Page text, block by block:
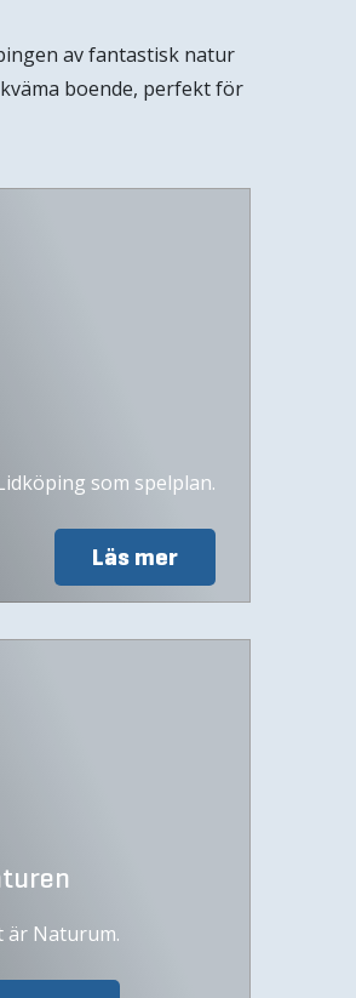
av fantastisk natur
boende, perfekt för
som spelplan.
Läs mer
är Naturum.